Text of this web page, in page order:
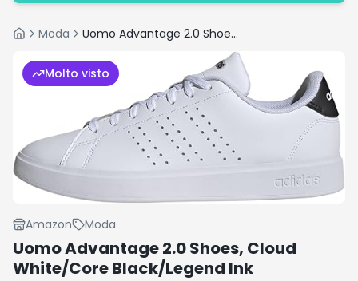
HomeModa Uomo Advantage 2.0 Shoes, Cloud White/Core Black/Legend Ink
Molto visto
Amazon Moda
Uomo Advantage 2.0 Shoes, Cloud
White/Core Black/Legend Ink